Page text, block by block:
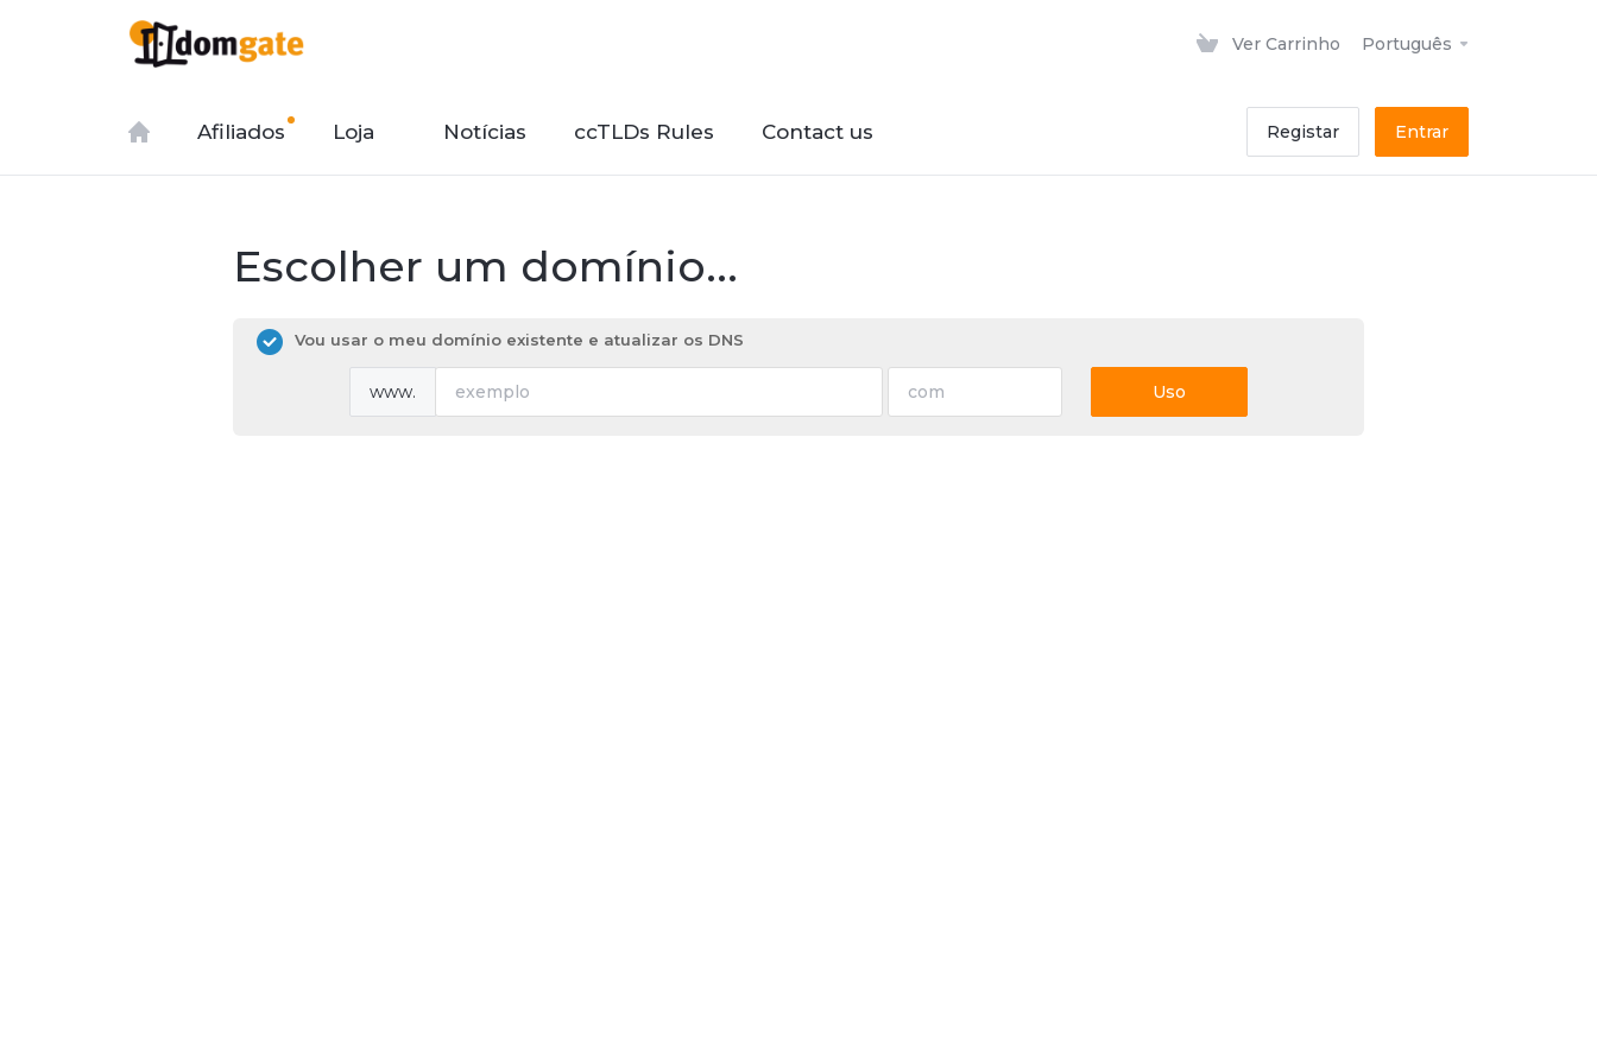
Ver Carrinho Português
Afiliados Loja Notícias ccTLDs Rules Contact us Registar Entrar
Escolher um domínio...
Vou usar o meu domínio existente e atualizar os DNS
www. Uso